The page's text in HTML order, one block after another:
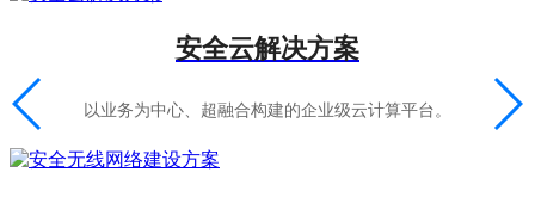
安全云解决方案
以业务为中心、超融合构建的企业级云计算平台。